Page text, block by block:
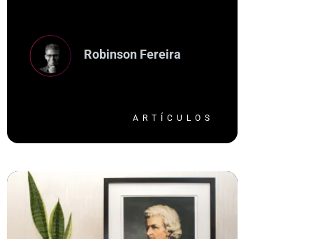
ARTÍCULOS
del teclado
Robinson Fereira